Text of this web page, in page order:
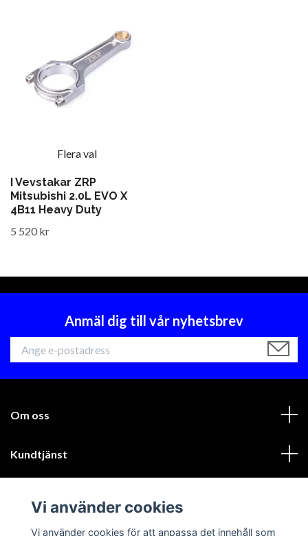
Flera val
I Vevstakar ZRP
Mitsubishi 2.0L EVO X
4B11 Heavy Duty
5 520 kr
Anmäl dig till vår nyhetsbrev
Om oss
Kundtjänst
Sociala medier
Vi använder cookies
Vi använder cookies för att anpassa det innehåll som